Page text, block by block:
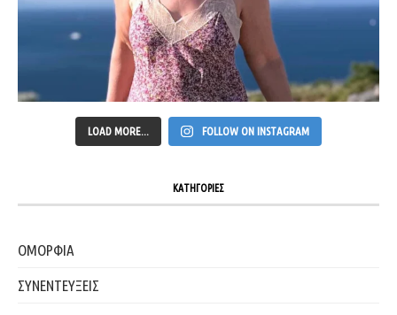
LOAD MORE... FOLLOW ON INSTAGRAM
ΚΑΤΗΓΟΡΙΕΣ
ΟΜΟΡΦΙΑ
ΣΥΝΕΝΤΕΥΞΕΙΣ